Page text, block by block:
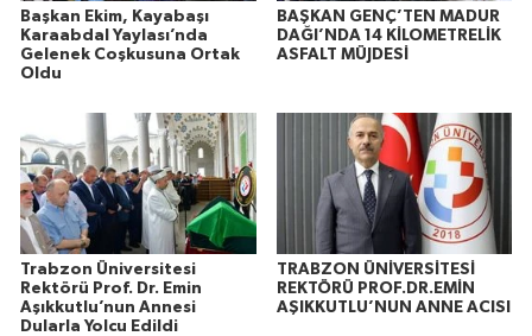
Başkan Ekim, Kayabaşı
Karaabdal Yaylası’nda
Gelenek Coşkusuna Ortak
Oldu
BAŞKAN GENÇ’TEN MADUR
DAĞI’NDA 14 KİLOMETRELİK
ASFALT MÜJDESİ
Trabzon Üniversitesi
Rektörü Prof. Dr. Emin
Aşıkkutlu’nun Annesi
Dularla Yolcu Edildi
TRABZON ÜNİVERSİTESİ
REKTÖRÜ PROF.DR.EMİN
AŞIKKUTLU’NUN ANNE ACISI